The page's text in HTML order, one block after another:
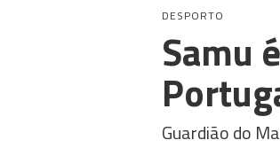
DESPORTO
Samu
Guardião do